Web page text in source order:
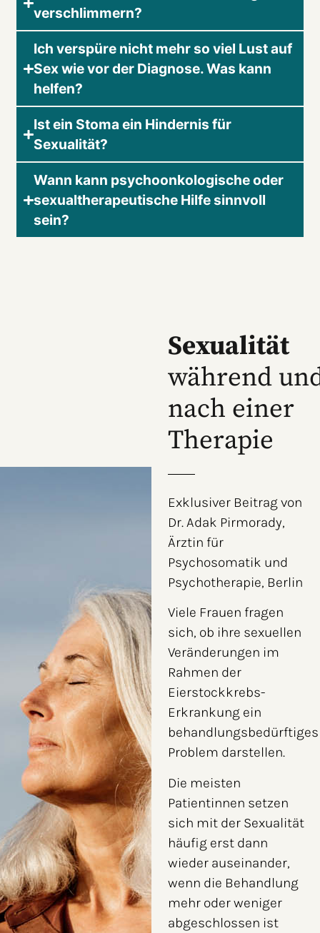
verschlimmern?
Ich verspüre nicht mehr so viel Lust auf
Sex wie vor der Diagnose. Was kann
helfen?
Ist ein Stoma ein Hindernis für
Sexualität?
Wann kann psychoonkologische oder
sexualtherapeutische Hilfe sinnvoll
sein?
Sexualität
während
nach einer
Therapie
Exklusiver Beitrag von
Dr. Adak Pirmorady,
Ärztin für
Psychosomatik und
Psychotherapie, Berlin
Viele Frauen fragen
sich, ob ihre sexuellen
Veränderungen im
Rahmen der
Eierstockkrebs-
Erkrankung ein
behandlungsbedürftiges
Problem darstellen.
Die meisten
Patientinnen setzen
sich mit der Sexualität
häufig erst dann
wieder auseinander,
wenn die Behandlung
mehr oder weniger
abgeschlossen ist